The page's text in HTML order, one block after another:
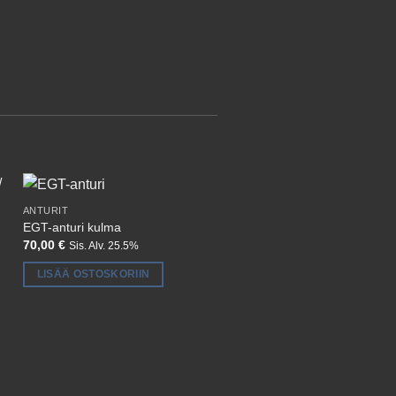
ANTURIT
EGT-anturi kulma
70,00 € Sis. Alv. 25.5%
LISÄÄ OSTOSKORIIN